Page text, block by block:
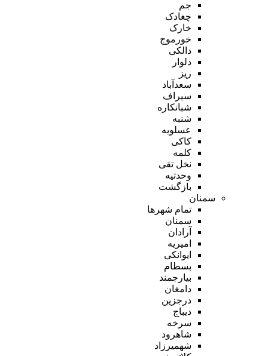
جم
چغادک
خارک
خورموج
دالکی
دلوار
ریز
سعدآباد
سیراف
شبانکاره
شنبه
عسلویه
کاکی
کلمه
نخل تقی
وحدتیه
بازگشت
سمنان
تمام شهر‌ها
سمنان
آرادان
امیریه
ایوانکی
بسطام
بیارجمند
دامغان
درجزین
دیباج
سرخه
شاهرود
شهمیرزاد